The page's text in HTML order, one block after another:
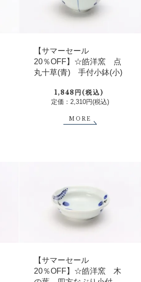
【サマーセール
20％OFF】☆皓洋窯 点
丸十草(青) 手付小鉢(小)
1,848円(税込)
定価：2,310円(税込)
MORE
【サマーセール
20％OFF】☆皓洋窯 木